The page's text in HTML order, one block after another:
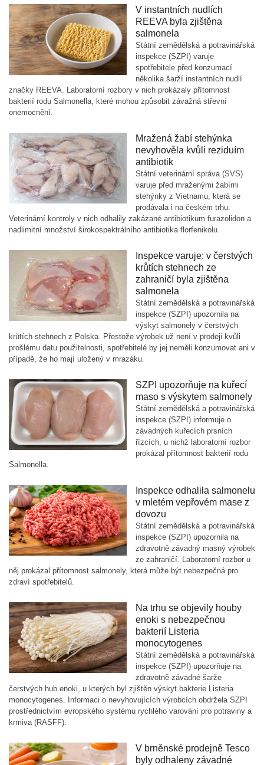
V instantních nudlích
REEVA byla zjištěna
salmonela
Státní zemědělská a potravinářská
inspekce (SZPI) varuje
spotřebitele před konzumací
několika šarží instantních nudlí
značky REEVA. Laboratorní rozbory v nich prokázaly přítomnost
bakterií rodu Salmonella, které mohou způsobit závažná střevní
onemocnění.
Mražená žabí stehýnka
nevyhověla kvůli reziduím
antibiotik
Státní veterinární správa (SVS)
varuje před mraženými žabími
stehýnky z Vietnamu, která se
prodávala i na českém trhu.
Veterinární kontroly v nich odhalily zakázané antibiotikum furazolidon a
nadlimitní množství širokospektrálního antibiotika florfenikolu.
Inspekce varuje: v čerstvých
krůtích stehnech ze
zahraničí byla zjištěna
salmonela
Státní zemědělská a potravinářská
inspekce (SZPI) upozornila na
výskyt salmonely v čerstvých
krůtích stehnech z Polska. Přestože výrobek už není v prodeji kvůli
prošlému datu použitelnosti, spotřebitelé by jej neměli konzumovat ani v
případě, že ho mají uložený v mrazáku.
SZPI upozorňuje na kuřecí
maso s výskytem salmonely
Státní zemědělská a potravinářská
inspekce (SZPI) informuje o
závadných kuřecích prsních
řízcích, u nichž laboratorní rozbor
prokázal přítomnost bakterií rodu
Salmonella.
Inspekce odhalila salmonelu
v mletém vepřovém mase z
dovozu
Státní zemědělská a potravinářská
inspekce (SZPI) upozornila na
zdravotně závadný masný výrobek
ze zahraničí. Laboratorní rozbor u
něj prokázal přítomnost salmonely, která může být nebezpečná pro
zdraví spotřebitelů.
Na trhu se objevily houby
enoki s nebezpečnou
bakterií Listeria
monocytogenes
Státní zemědělská a potravinářská
inspekce (SZPI) upozorňuje na
zdravotně závadné šarže
čerstvých hub enoki, u kterých byl zjištěn výskyt bakterie Listeria
monocytogenes. Informaci o nevyhovujících výrobcích obdržela SZPI
prostřednictvím evropského systému rychlého varování pro potraviny a
krmiva (RASFF).
V brněnské prodejně Tesco
byly odhaleny závadné